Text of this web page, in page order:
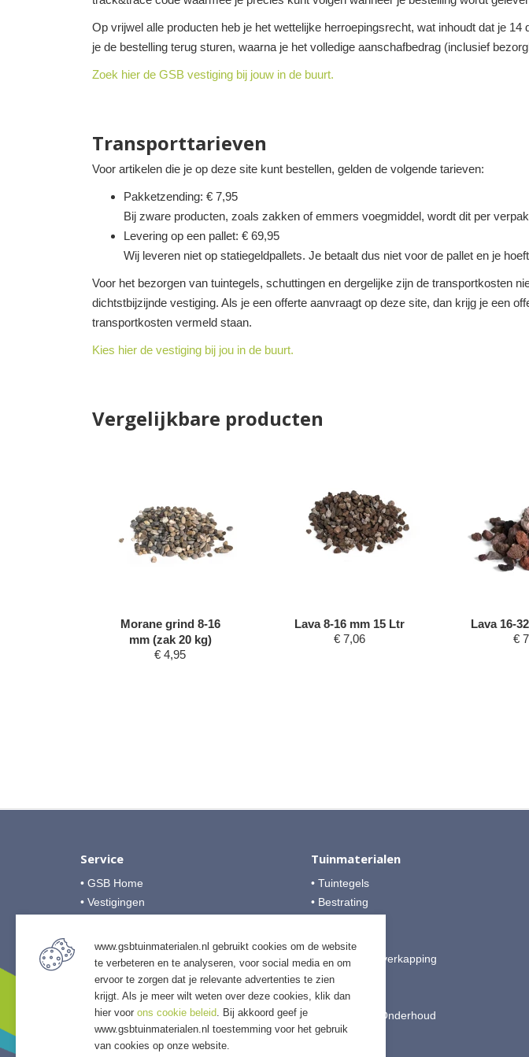
Op vrijwel alle producten heb je het wettelijke herroepingsrecht, wat inhoudt dat je
je de bestelling terug sturen, waarna je het volledige aanschafbedrag (inclusief
Zoek hier de GSB vestiging bij jouw in de buurt.
Transporttarieven
Voor artikelen die je op deze site kunt bestellen, gelden de volgende tarieven:
Pakketzending: € 7,95
Bij zware producten, zoals zakken of emmers voegmiddel, wordt dit per
Levering op een pallet: € 69,95
Wij leveren niet op statiegeldpallets. Je betaalt dus niet voor de pallet en je
Voor het bezorgen van tuintegels, schuttingen en dergelijke zijn de transportkosten
dichtstbijzijnde vestiging. Als je een offerte aanvraagt op deze site, dan krijg je een
transportkosten vermeld staan.
Kies hier de vestiging bij jou in de buurt.
Vergelijkbare producten
Morane grind 8-16
mm (zak 20 kg)
€ 4,95
Lava 8-16 mm 15 Ltr
€ 7,06
Lava 16-
€
Service
• GSB Home
• Vestigingen
• Veelgestelde vragen
• Algemene voorwaarden
• Betalingsmogelijkheden
• Privacyverklaring
Tuinmaterialen
• Tuintegels
• Bestrating
• Tuinhout
• Tuinhuis & Overkapping
• Verlichting
• Accessoires
• Afwerking & Onderhoud
www.gsbtuinmaterialen.nl gebruikt cookies om de website
te verbeteren en te analyseren, voor social media en om
ervoor te zorgen dat je relevante advertenties te zien
krijgt. Als je meer wilt weten over deze cookies, klik dan
hier voor ons cookie beleid. Bij akkoord geef je
www.gsbtuinmaterialen.nl toestemming voor het gebruik
van cookies op onze website.